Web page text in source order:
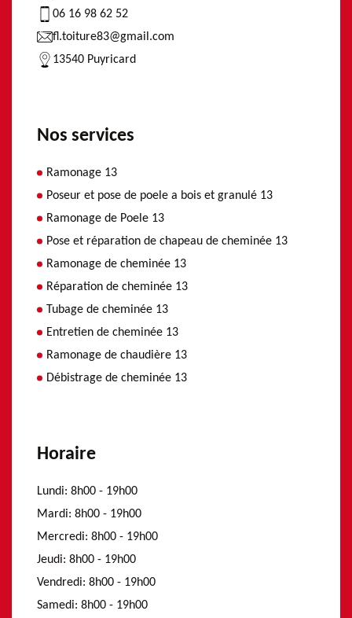
06 16 98 62 52
fl.toiture83@gmail.com
13540 Puyricard
Nos services
Ramonage 13
Poseur et pose de poele a bois et granulé 13
Ramonage de Poele 13
Pose et réparation de chapeau de cheminée 13
Ramonage de cheminée 13
Réparation de cheminée 13
Tubage de cheminée 13
Entretien de cheminée 13
Ramonage de chaudière 13
Débistrage de cheminée 13
Horaire
Lundi: 8h00 - 19h00
Mardi: 8h00 - 19h00
Mercredi: 8h00 - 19h00
Jeudi: 8h00 - 19h00
Vendredi: 8h00 - 19h00
Samedi: 8h00 - 19h00